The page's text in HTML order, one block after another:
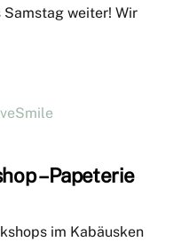
weiter! Wir
– Papeterie
im Kabäusken